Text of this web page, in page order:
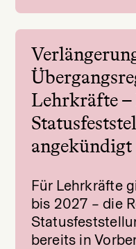
Lehrkräfte –
angekündigt
Für Lehrkräfte
bis 2027 – die
bereits in